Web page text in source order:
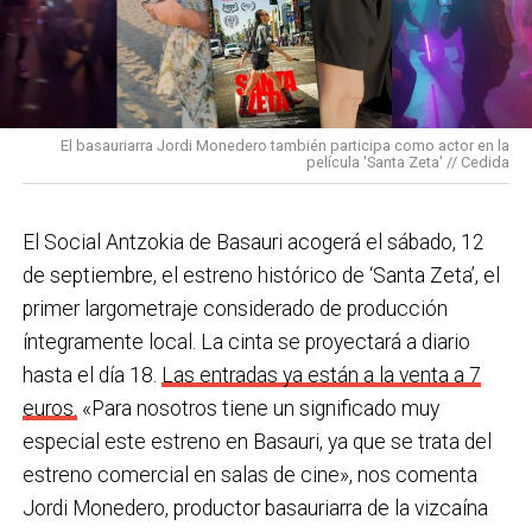
prestándoles apoyos cuando los necesiten.
En Basauri ya venimos trabajando en esa dirección
con programas de envejecimiento activo, actividades
en los centros de personas mayores e iniciativas para
combatir la brecha digital. Además, este año se ha
y, a principios del año que viene, se comenzarán a
prestar los servicios de atención diurna y viviendas
comunitarias.
En las últimas semanas la actualidad municipal ha
estado marcada por las investigaciones sobre
presuntas irregularidades urbanísticas . ¿Cómo
está afrontando el equipo de gobierno esta
situación y qué mensaje trasladarías a la
bajo una temperatura de 44ºC, equipados con todos
los Equipos de Protección Individual (EPIS) y con las
pulseras de aviso de temperatura pitando al unísono,
una acción que los sindicatos tachan de negligente y
contraria al propio plan de emergencias de la
Sin soluciones reales
Ante la falta de soluciones en las reuniones del
comité, los representantes de los trabajadores
advirtieron a la dirección con elevar los hechos a la
Inspección de Trabajo. Aunque inicialmente
percibieron un amago de cambio de actitud, la parte
social lamenta que las medidas adoptadas ante las
nuevas alertas meteorológicas han sido meramente
El basauriarra Jordi Monedero también participa como actor en la
película 'Santa Zeta' // Cedida
El Social Antzokia de Basauri acogerá el sábado, 12
de septiembre, el estreno histórico de ‘Santa Zeta’, el
primer largometraje considerado de producción
íntegramente local. La cinta se proyectará a diario
hasta el día 18. Las entradas ya están a la venta a 7
euros. «Para nosotros tiene un significado muy
especial este estreno en Basauri, ya que se trata del
estreno comercial en salas de cine», nos comenta
Jordi Monedero, productor basauriarra de la vizcaína